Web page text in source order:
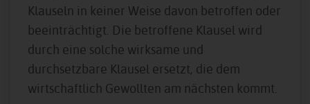
Klauseln in keiner Weise davon betroffen oder
beeinträchtigt. Die betroffene Klausel wird
durch eine solche wirksame und
durchsetzbare Klausel ersetzt, die dem
wirtschaftlich Gewollten am nächsten kommt.